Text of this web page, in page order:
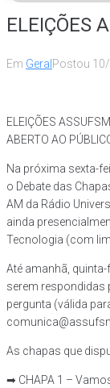
ELEIÇÕES
Em Geral Postou
ELEIÇÕES
ABERTO AO
Na próxima sexta-
o Debate das
AM da Rádio
ainda
Tecnologia (com
Até amanhã,
serem respondidas
pergunta (válida
As chapas que
➡ CHAPA 1 –